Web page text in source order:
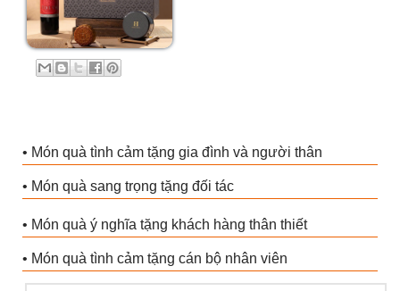
• Món quà tình cảm tặng gia đình và người thân
• Món quà sang trọng tặng đối tác
• Món quà ý nghĩa tặng khách hàng thân thiết
• Món quà tình cảm tặng cán bộ nhân viên